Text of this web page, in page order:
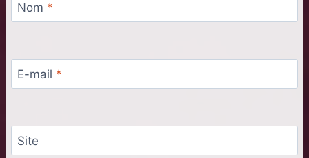
Nom *
E-mail *
Site